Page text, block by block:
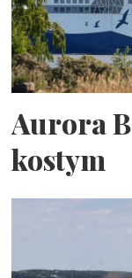
Aurora
kostym